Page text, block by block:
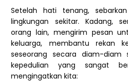
Setelah hati tenang,
lingkungan sekitar. Kadang,
orang lain, mengirim pesan
keluarga, membantu rekan
seseorang secara diam-diam
kepedulian yang sangat
mengingatkan kita: